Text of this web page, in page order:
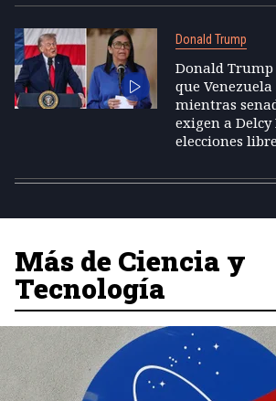
Donald Trump
Donald
que
mientras
exigen a
elecciones
Más de Ciencia y
Tecnología